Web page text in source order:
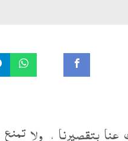
بتقصيرنا ، ولا